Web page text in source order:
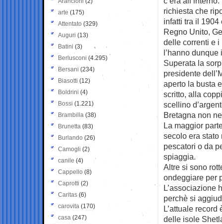
richiesta che
infatti tra il
Regno Unito,
delle correnti e i
l’hanno
Superata la
presidente
aperto la busta
scritto, alla
scellino
Bretagna non
La maggior
secolo era stato
pescatori o da
spiaggia.
Altre si sono
ondeggiare per
L’associazione
perchè si
L’attuale
delle isole
arte (175)
Attentato (329)
Auguri (13)
Batini (3)
Berlusconi (4.295)
Bersani (234)
Biasotti (12)
Boldrini (4)
Bossi (1.221)
Brambilla (38)
Brunetta (83)
Burlando (26)
Camogli (2)
canile (4)
Cappello (8)
Caprotti (2)
Caritas (6)
carovita (170)
casa (247)